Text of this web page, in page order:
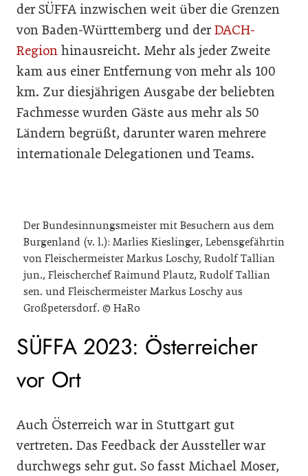
der SÜFFA inzwischen weit über die Grenzen
von Baden-Württemberg und der DACH-
Region hinausreicht. Mehr als jeder Zweite
kam aus einer Entfernung von mehr als 100
km. Zur diesjährigen Ausgabe der beliebten
Fachmesse wurden Gäste aus mehr als 50
Ländern begrüßt, darunter waren mehrere
internationale Delegationen und Teams.
Der Bundesinnungsmeister mit Besuchern aus dem
Burgenland (v. l.): Marlies Kieslinger, Lebensgefährtin
von Fleischermeister Markus Loschy, Rudolf Tallian
jun., Fleischerchef Raimund Plautz, Rudolf Tallian
sen. und Fleischermeister Markus Loschy aus
Großpetersdorf. © HaRo
SÜFFA 2023: Österreicher
vor Ort
Auch Österreich war in Stuttgart gut
vertreten. Das Feedback der Aussteller war
durchwegs sehr gut. So fasst Michael Moser,